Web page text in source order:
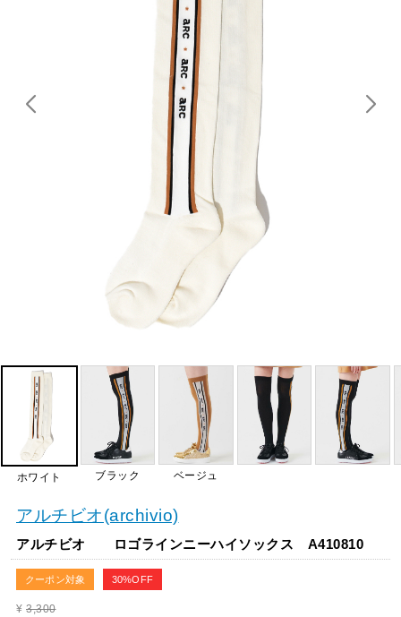
ホワイト ブラック ベージュ
アルチビオ(archivio)
アルチビオ ロゴラインニーハイソックス A410810
クーポン対象 30%OFF
¥ 3,300